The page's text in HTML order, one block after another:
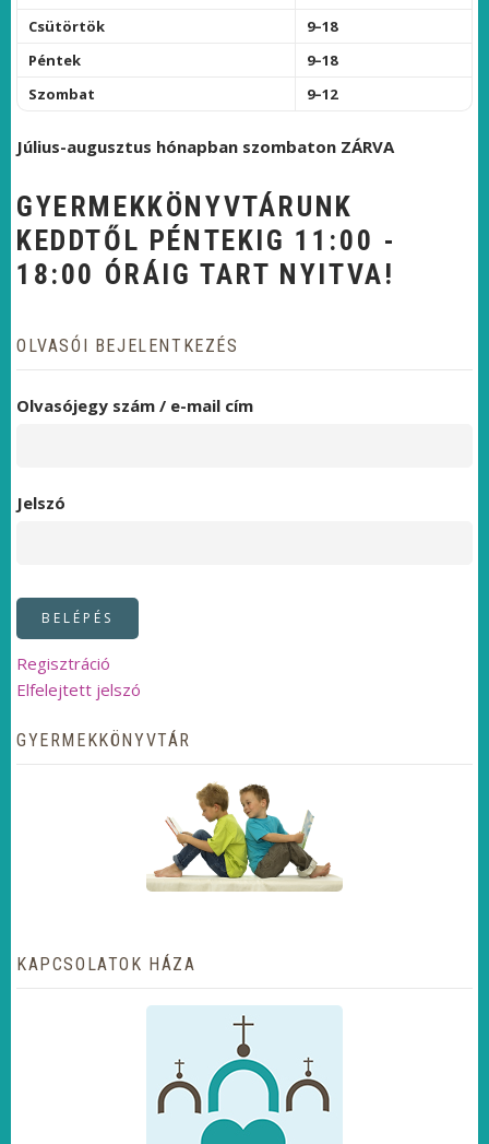
Csütörtök
9–18
Péntek
9–18
Szombat
9–12
Július-augusztus hónapban szombaton ZÁRVA
GYERMEKKÖNYVTÁRUNK
KEDDTŐL PÉNTEKIG 11:00 -
18:00 ÓRÁIG TART NYITVA!
OLVASÓI BEJELENTKEZÉS
Olvasójegy szám / e-mail cím
Jelszó
Regisztráció
Elfelejtett jelszó
GYERMEKKÖNYVTÁR
KAPCSOLATOK HÁZA